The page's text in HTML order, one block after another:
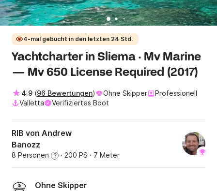
4-mal gebucht in den letzten 24 Std.
Yachtcharter in Sliema · Mv Marine
— Mv 650 License Required (2017)
4.9 (96 Bewertungen) Ohne Skipper
Professionell
Valletta
Verifiziertes Boot
RIB von Andrew
Banozz
8 Personen ? · 200 PS · 7 Meter
Ohne Skipper